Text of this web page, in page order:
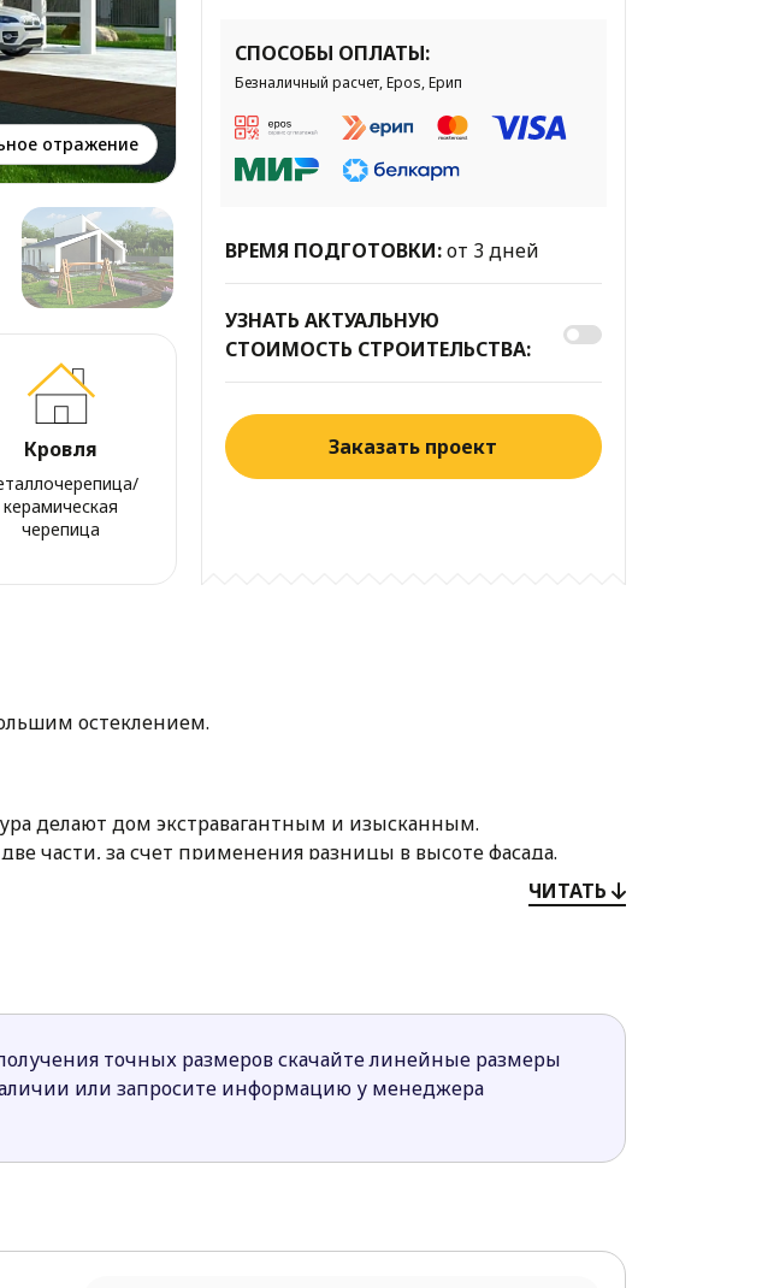
отражение
Кровля
керамическая
черепица
СПОСОБЫ ОПЛАТЫ:
Безналичный расчет, Epos, Ерип
ВРЕМЯ ПОДГОТОВКИ:от 3 дней
УЗНАТЬ АКТУАЛЬНУЮ
СТОИМОСТЬ СТРОИТЕЛЬСТВА:
Заказать проект
остеклением.
делают дом экстравагантным и изысканным.
части, за счет применения разницы в высоте фасада.
дома. Оно выступает декоративным элементом гостиной,
около входа в дом, а вторая в хозяйской комнате.
планировка дома. Готовые проекты Z500
ЧИТАТЬ
точных размеров скачайте линейные размеры
или запросите информацию у менеджера